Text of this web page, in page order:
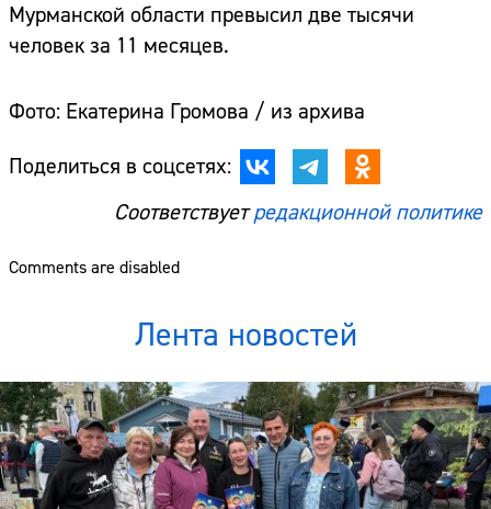
Мурманской области превысил две тысячи
человек за 11 месяцев.
Фото: Екатерина Громова / из архива
Поделиться в соцсетях:
Соответствуетредакционной политике
Comments are disabled
Лента новостей